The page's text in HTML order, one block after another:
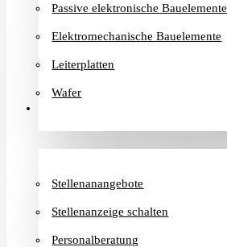
Passive elektronische Bauelemente
Elektromechanische Bauelemente
Leiterplatten
Wafer
Stellenanangebote
Stellenanzeige schalten
Personalberatung